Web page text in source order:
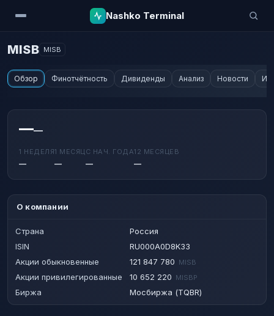
Nashko Terminal
MISB MISB
Обзор Финотчётность Дивиденды Анализ Новости
——
1 НЕДЕЛЯ
—
1 МЕСЯЦ
—
С НАЧ. ГОДА
—
12 МЕСЯЦЕВ
—
О компании
Страна
Россия
ISIN
RU000A0D8K33
Акции обыкновенные
121 847 780 MISB
Акции привилегированные 10 652 220 MISBP
Биржа Мосбиржа (TQBR)